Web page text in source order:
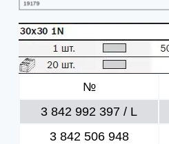
№
3 842 992 397 / L
3 842 506 948